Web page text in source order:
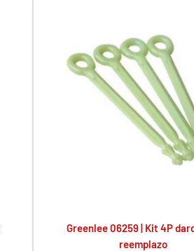
Greenlee 06259 | Kit 4P
reemplazo